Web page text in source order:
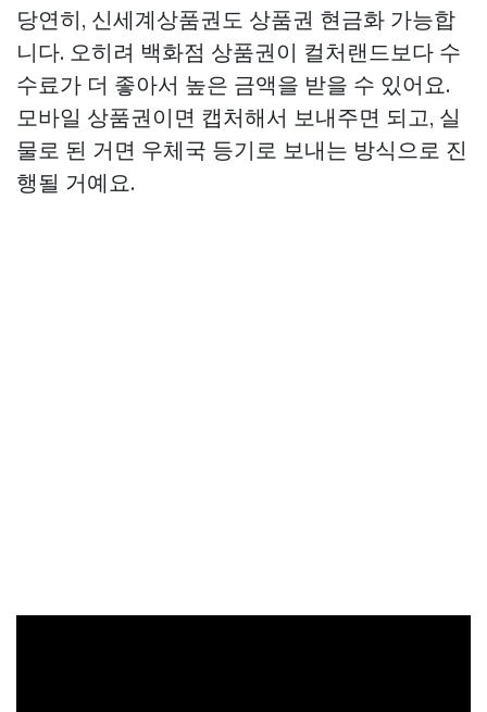
당연히, 신세계상품권도 상품권 현금화 가능합
니다. 오히려 백화점 상품권이 컬처랜드보다 수
수료가 더 좋아서 높은 금액을 받을 수 있어요.
모바일 상품권이면 캡처해서 보내주면 되고, 실
물로 된 거면 우체국 등기로 보내는 방식으로 진
행될 거예요.